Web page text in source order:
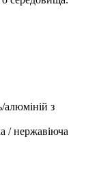
алюміній з
/ нержавіюча